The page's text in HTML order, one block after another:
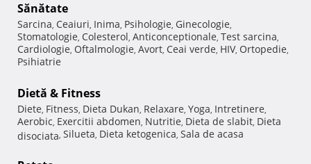
Sănătate
Sarcina, Ceaiuri, Inima, Psihologie, Ginecologie,
Stomatologie, Colesterol, Anticonceptionale, Test sarcina,
Cardiologie, Oftalmologie, Avort, Ceai verde, HIV, Ortopedie,
Psihiatrie
Dietă & Fitness
Diete, Fitness, Dieta Dukan, Relaxare, Yoga, Intretinere,
Aerobic, Exercitii abdomen, Nutritie, Dieta de slabit, Dieta
disociata, Silueta, Dieta ketogenica, Sala de acasa